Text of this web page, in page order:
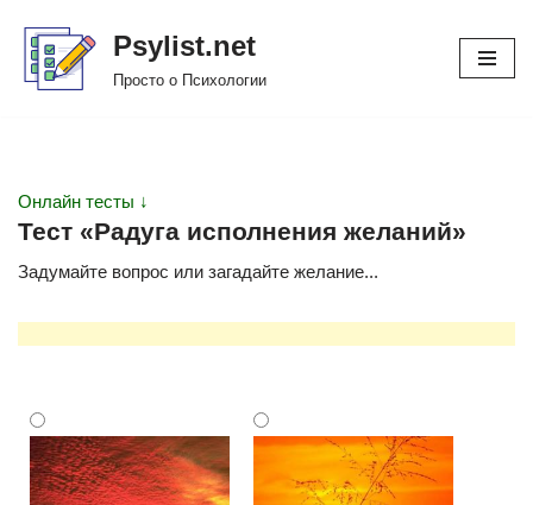
Перейти
Psylist.net
Просто о Психологии
Онлайн тесты ↓
Тест «Радуга исполнения желаний»
Задумайте вопрос или загадайте желание...